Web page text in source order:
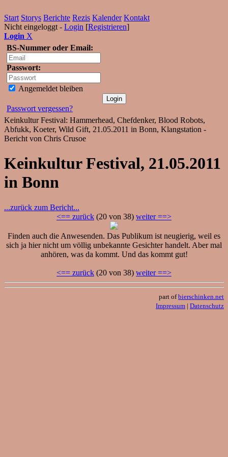
Start Storys Berichte Rezis Kalender Kontakt
Nicht eingeloggt - Login [Registrieren]
Login X
BS-Nummer oder Email:
Passwort:
Angemeldet bleiben
Passwort vergessen?
Keinkultur Festival: Hammerhead, Chefdenker, Blood Robots,
Abfukk, Koeter, Wild Gift, 21.05.2011 in Bonn, Klangstation -
Bericht von Chris Crusoe
Keinkultur Festival, 21.05.2011
in Bonn
...zurück zum Bericht...
<== zurück (20 von 38) weiter ==>
Finden auch die Anwesenden. Das Publikum ist neugierig, weil es
sich ja hier nicht um völlig unbekannte Gesichter handelt. Aber mal
anhören, was da kommt. Und das kommt gut!
<== zurück (20 von 38) weiter ==>
part ofbierschinken.net
Impressum | Datenschutz